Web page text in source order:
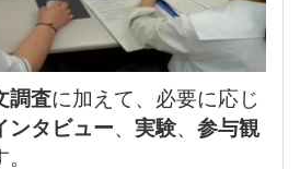
調査に加えて、必要に応じ
ンタビュー、 実験、 参与観